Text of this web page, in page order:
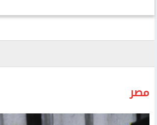
مصر